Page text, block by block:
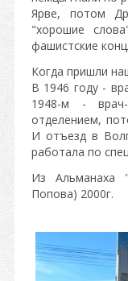
Ярве, потом
"хорошие
фашистские
Когда пришли
В 1946 году -
1948-м -
отделением,
И отъезд в
работала по
Из Альманаха
Попова) 2000г.